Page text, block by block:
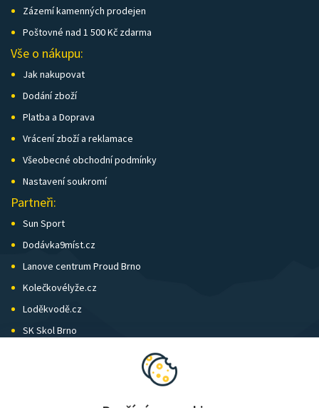
Zázemí kamenných prodejen
Poštovné nad 1 500 Kč zdarma
Vše o nákupu:
Jak nakupovat
Dodání zboží
Platba a Doprava
Vrácení zboží a reklamace
Všeobecné obchodní podmínky
Nastavení soukromí
Partneři:
Sun Sport
Dodávka9míst.cz
Lanove centrum Proud Brno
Kolečkovélyže.cz
Loděkvodě.cz
SK Skol Brno